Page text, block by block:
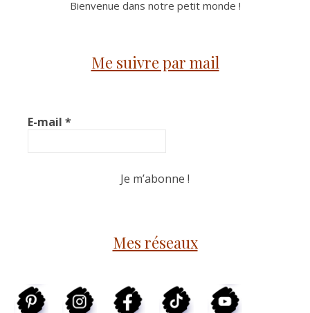
Bienvenue dans notre petit monde !
Me suivre par mail
E-mail *
Mes réseaux